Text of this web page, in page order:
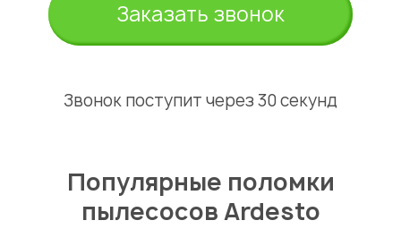
Заказать звонок
Звонок поступит через 30 секунд
Популярные поломки
пылесосов Ardesto